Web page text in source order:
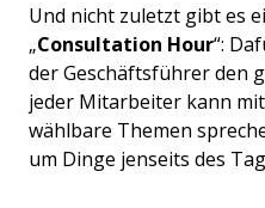
Und nicht zuletzt gibt es
„Consultation Hour“:
der Geschäftsführer den
jeder Mitarbeiter kann
wählbare Themen
um Dinge jenseits des